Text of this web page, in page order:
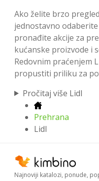
Ako želite brzo
jednostavno
pronađite akcije za
kućanske proizvode i
Redovnim praćenjem
propustiti priliku za
Pročitaj više Lidl
Prehrana
Lidl
Najnoviji katalozi, ponude,